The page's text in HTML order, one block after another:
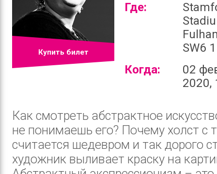
Купить билет
Где:
SW6
Когда:
02
2020,
Как смотреть абстрактное
не понимаешь его? Почему холст с
считается шедевром и так дорого
художник выливает краску на